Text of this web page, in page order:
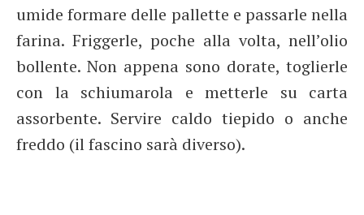
umide formare delle pallette e passarle nella
farina. Friggerle, poche alla volta, nell’olio
bollente. Non appena sono dorate, toglierle
con la schiumarola e metterle su carta
assorbente. Servire caldo tiepido o anche
freddo (il fascino sarà diverso).